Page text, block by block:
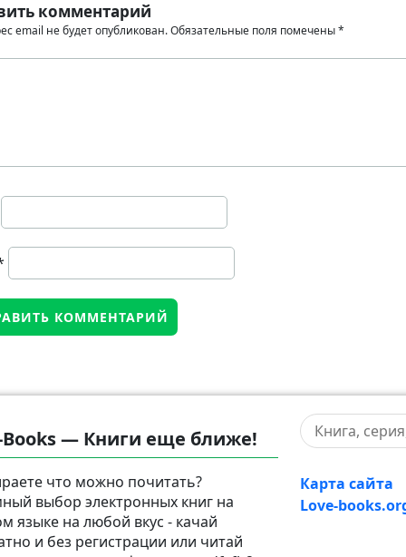
комментарий
email не будет опубликован.Обязательные поля помечены*
Books — Книги еще ближе!
что можно почитать?
выбор электронных книг на
языке на любой вкус - качай
и без регистрации или читай
Карта сайта
Love-